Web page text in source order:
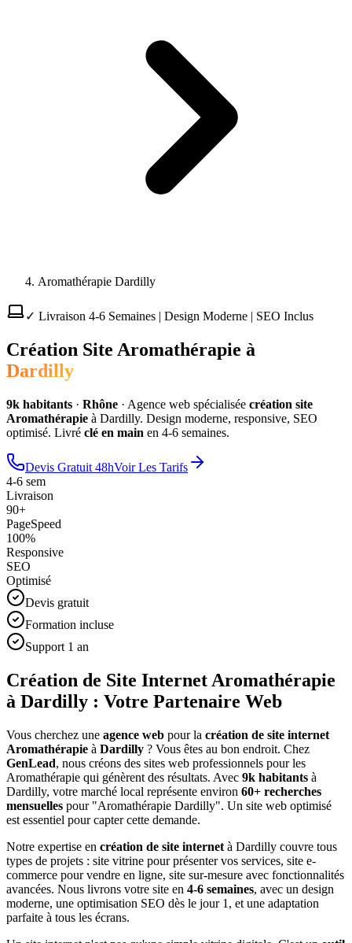
Aromathérapie Dardilly
✓ Livraison 4-6 Semaines | Design Moderne | SEO Inclus
Création Site Aromathérapie à
Dardilly
9k habitants · Rhône · Agence web spécialisée création site
Aromathérapie à Dardilly. Design moderne, responsive, SEO
optimisé. Livré clé en main en 4-6 semaines.
Devis Gratuit 48hVoir Les Tarifs
4-6 sem
Livraison
90+
PageSpeed
100%
Responsive
SEO
Optimisé
Devis gratuit
Formation incluse
Support 1 an
Création de Site Internet Aromathérapie
à Dardilly : Votre Partenaire Web
Vous cherchez une agence web pour la création de site internet
Aromathérapie à Dardilly ? Vous êtes au bon endroit. Chez
GenLead, nous créons des sites web professionnels pour les
Aromathérapie qui génèrent des résultats. Avec 9k habitants à
Dardilly, votre marché local représente environ 60+ recherches
mensuelles pour "Aromathérapie Dardilly". Un site web optimisé
est essentiel pour capter cette demande.
Notre expertise en création de site internet à Dardilly couvre tous
types de projets : site vitrine pour présenter vos services, site e-
commerce pour vendre en ligne, site sur-mesure avec fonctionnalités
avancées. Nous livrons votre site en 4-6 semaines, avec un design
moderne, une optimisation SEO dès le jour 1, et une adaptation
parfaite à tous les écrans.